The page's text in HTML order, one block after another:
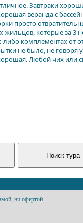
Завтраки
веранда с
просто
которые за 3
либо комплементах
не было, не
Любой чих или
ни офертой